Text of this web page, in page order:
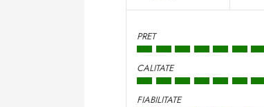
PRET
CALITATE
FIABILITATE